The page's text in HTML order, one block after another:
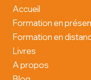
Accueil
Formation en
Formation en
Livres
A propos